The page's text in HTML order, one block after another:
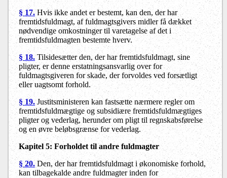
§ 17.Hvis ikke andet er bestemt, kan den, der har
fremtidsfuldmagt, af fuldmagtsgivers midler få dækket
nødvendige omkostninger til varetagelse af det i
fremtidsfuldmagten bestemte hverv.
§ 18.Tilsidesætter den, der har fremtidsfuldmagt, sine
pligter, er denne erstatningsansvarlig over for
fuldmagtsgiveren for skade, der forvoldes ved forsætligt
eller uagtsomt forhold.
§ 19.Justitsministeren kan fastsætte nærmere regler om
fremtidsfuldmægtige og subsidiære fremtidsfuldmægtiges
pligter og vederlag, herunder om pligt til regnskabsførelse
og en øvre beløbsgrænse for vederlag.
Kapitel 5:Forholdet til andre fuldmagter
§ 20.Den, der har fremtidsfuldmagt i økonomiske forhold,
kan tilbagekalde andre fuldmagter inden for